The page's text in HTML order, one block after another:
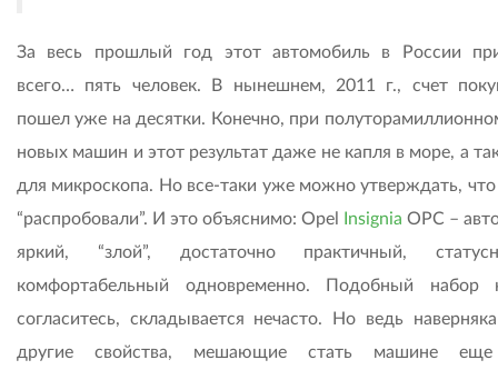
За весь прошлый год этот автомобиль в России
всего… пять человек. В нынешнем, 2011 г., счет
пошел уже на десятки. Конечно, при
новых машин и этот результат даже не капля в море, а
для микроскопа. Но все-таки уже можно утверждать,
“распробовали”. И это объяснимо: Opel
Insignia OPC –
яркий, “злой”, достаточно практичный,
комфортабельный одновременно. Подобный набор
согласитесь, складывается нечасто. Но ведь
другие свойства, мешающие стать машине